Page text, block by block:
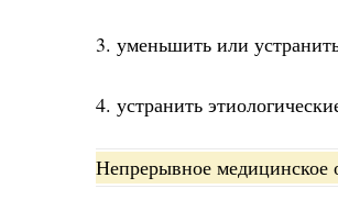
3. уменьшить или
4. устранить
Непрерывное медицинское